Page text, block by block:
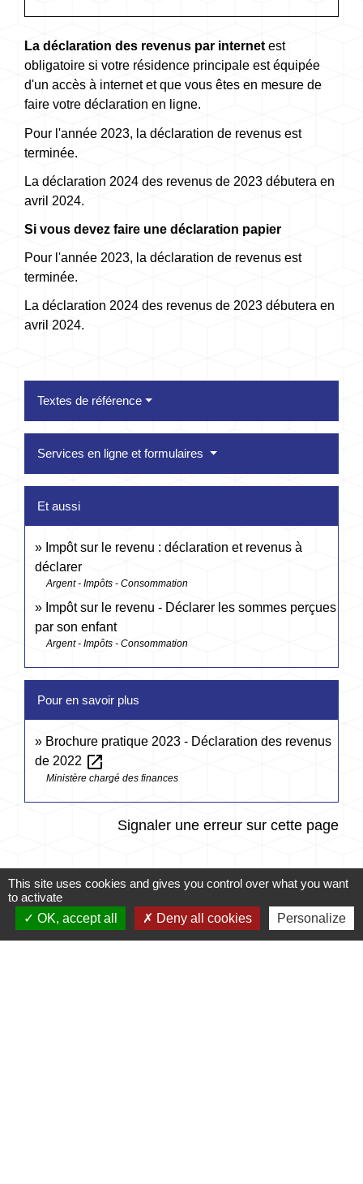
La déclaration des revenus par internetest
obligatoire si votre résidence principale est équipée
d'un accès à internet et que vous êtes en mesure de
faire votre déclaration en ligne.
Pour l'année 2023, la déclaration de revenus est
terminée.
La déclaration 2024 des revenus de 2023 débutera en
avril 2024.
Si vous devez faire une déclaration papier
Pour l'année 2023, la déclaration de revenus est
terminée.
La déclaration 2024 des revenus de 2023 débutera en
avril 2024.
Textes de référence
Services en ligne et formulaires
Et aussi
Impôt sur le revenu : déclaration et revenus à
déclarer
Argent - Impôts - Consommation
Impôt sur le revenu - Déclarer les sommes perçues
par son enfant
Argent - Impôts - Consommation
Pour en savoir plus
Brochure pratique 2023 - Déclaration des revenus
de 2022 open_in_new
Ministère chargé des finances
Signaler une erreur sur cette page
Accès directs
This site uses cookies and gives you control over what you want
to activate
OK, accept all
Deny all cookies Personalize